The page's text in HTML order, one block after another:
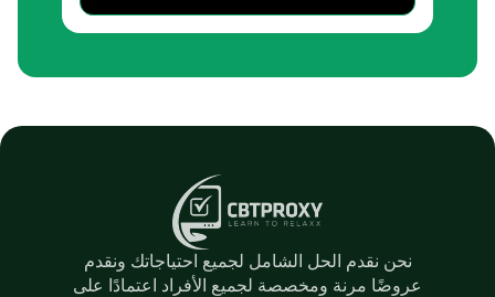
نحن نقدم الحل الشامل لجميع احتياجاتك ونقدم
عروضًا مرنة ومخصصة لجميع الأفراد اعتمادًا على